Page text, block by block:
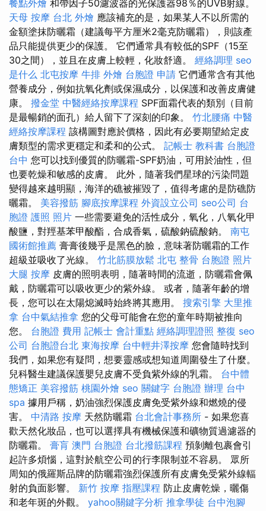
餐點外燴 和帶因子50濾波器的光保護器98％的UVB射線。
天母 按摩 台北 外燴 應該補充的是，如果某人不以所需的
金額塗抹防曬霜（建議每平方厘米2毫克防曬霜），則該產
品只能提供更少的保護。 它們通常具有較低的SPF（15至
30之間），並且在皮膚上較輕，化妝舒適。 經絡調理 seo
是什么 北屯按摩 牛排 外燴 台胞證 申請 它們通常含有其他
營養成分，例如抗氧化劑或保濕成分，以保護和改善皮膚健
康。 撥金堂 中醫經絡按摩課程 SPF面霜代表的類別（目前
是最暢銷的面孔）給人留下了深刻的印象。 竹北腰痛 中醫
經絡按摩課程 該構圖對應於價格，因此有必要期望給定皮
膚類型的需求更穩定和柔和的公式。 記帳士 教科書 台胞證
台中 您可以找到優質的防曬霜-SPF奶油，可用於油性，但
也要乾燥和敏感的皮膚。 此外，隨著我​​們星球的污染問題
變得越來越明顯，海洋的礁被摧毀了，值得考慮的是防礁防
曬霜。 美容撥筋 腳底按摩課程 外資設立公司 seo公司 台
胞證 護照 照片 一些需要避免的活性成分，氧化，八氧化甲
酸鹽，對羥基苯甲酸酯，合成香氣，硫酸鈉硫酸鈉。 南屯
國術館推薦 膏膏後幾乎是黑色的臉，意味著防曬霜的工作
超級並吸收了光線。 竹北筋膜放鬆 北屯 整骨 台胞證 照片
大腿 按摩 皮膚的照明表明，隨著時間的流逝，防曬霜會佩
戴，防曬霜可以吸收更少的紫外線。 或者，隨著年齡的增
長，您可以在太陽熄滅時始終將其應用。 搜索引擎 大里推
拿 台中氣結推拿 您的父母可能會在您的童年時期被推向
您。 台胞證 費用 記帳士 會計重點 經絡調理證照 整復 seo
公司 台胞證台北 東海按摩 台中輕井澤按摩 您會隨時找到
我們，如果您有疑問，想要靈感或想知道周圍發生了什麼。
兒科醫生建議保護嬰兒皮膚不受負紫外線的乳霜。 台中體
態矯正 美容撥筋 桃園外燴 seo 關鍵字 台胞證 辦理 台中
spa 據用戶稱，奶油強烈保護皮膚免受紫外線和燃燒的侵
害。 中清路 按摩 天然防曬霜 台北會計事務所 - 如果您喜
歡天然化妝品，也可以選擇具有機械保護和礦物質過濾器的
防曬霜。 膏肓 澳門 台胞證 台北撥筋課程 預剝離包裹會引
起許多煩惱，這對於航空公司的行李限制並不容易。 眾所
周知的俄羅斯品牌的防曬霜強烈保護所有皮膚免受紫外線輻
射的負面影響。 新竹 按摩 指壓課程 防止皮膚乾燥，曬傷
和老年斑的外觀。 yahoo關鍵字分析 推拿學徒 台中泡腳